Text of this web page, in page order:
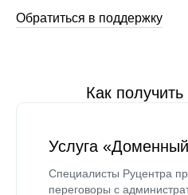
Обратиться в поддержку
Как
Услуга
Специалисты Руцентра
переговоры с